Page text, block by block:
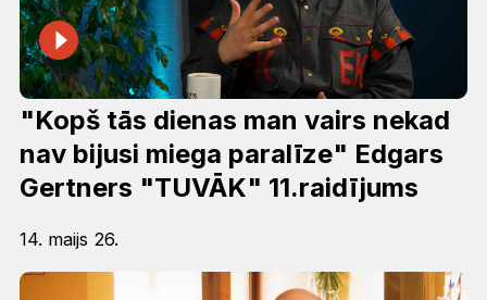
"Kopš tās dienas man vairs nekad
nav bijusi miega paralīze" Edgars
Gertners "TUVĀK" 11.raidījums
14. maijs 26.